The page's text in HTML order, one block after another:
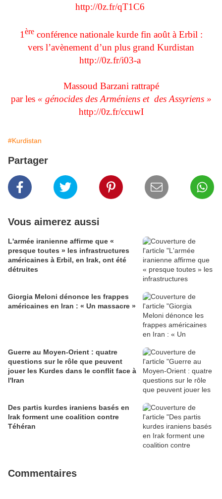
http://0z.fr/qT1C6
1èreconférence nationale kurde fin août à Erbil :
vers l’avènement d’un plus grand Kurdistan
http://0z.fr/i03-a
Massoud Barzani rattrapé
par les « génocides des Arméniens et des Assyriens »
http://0z.fr/ccuwI
#Kurdistan
Partager
Vous aimerez aussi
L'armée iranienne affirme que «
presque toutes » les infrastructures
américaines à Erbil, en Irak, ont été
détruites
Giorgia Meloni dénonce les frappes
américaines en Iran : « Un massacre »
Guerre au Moyen-Orient : quatre
questions sur le rôle que peuvent
jouer les Kurdes dans le conflit face à
l'Iran
Des partis kurdes iraniens basés en
Irak forment une coalition contre
Téhéran
Commentaires